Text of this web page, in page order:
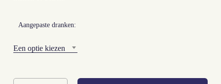
Aangepaste dranken:
Een optie kiezen